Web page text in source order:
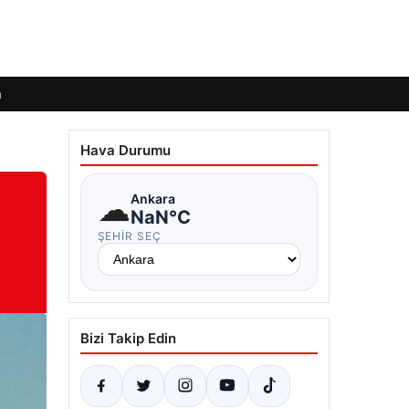
Hava Durumu
☁Ankara
NaN°C
ŞEHIR SEÇ
Bizi Takip Edin